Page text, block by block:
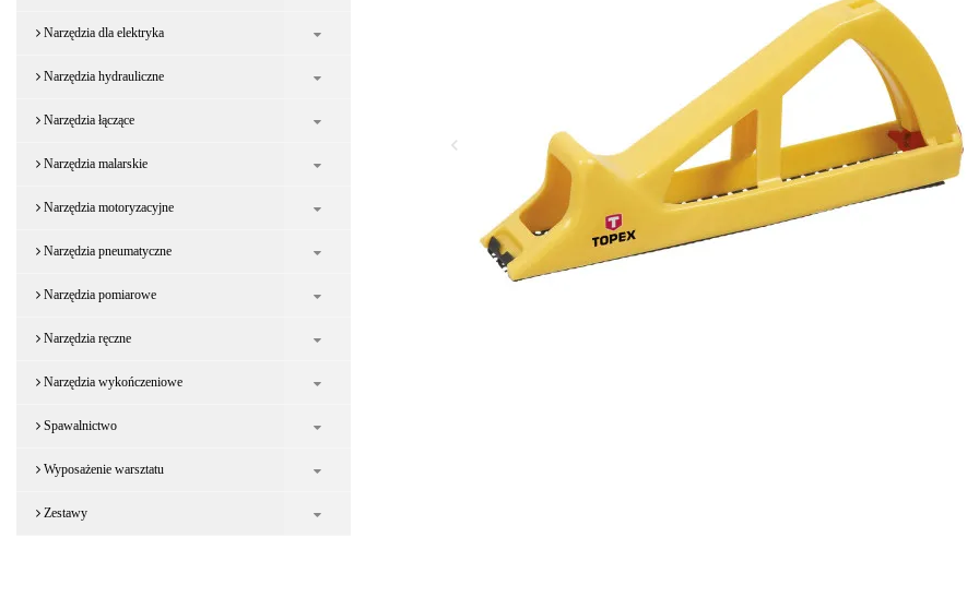
Narzędzia dla elektryka
Narzędzia hydrauliczne
Narzędzia łączące
Narzędzia malarskie
Narzędzia motoryzacyjne
Narzędzia pneumatyczne
Narzędzia pomiarowe
Narzędzia ręczne
Narzędzia wykończeniowe
Spawalnictwo
Wyposażenie warsztatu
Zestawy